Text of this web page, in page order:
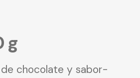
g
chocolate y sabor-